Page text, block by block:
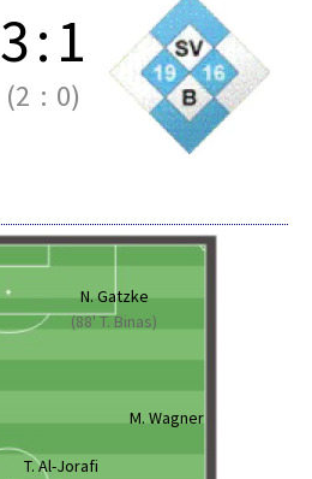
3:1
(2 : 0)
N. Gatzke
(88' T. Binas)
M. Wagner
T. Al-Jorafi